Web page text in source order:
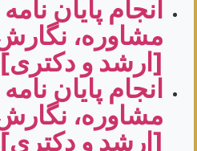
انجام پایان
مشاوره،
[ارشد و دکتری]
انجام پایان
مشاوره،
[ارشد و دکتری]